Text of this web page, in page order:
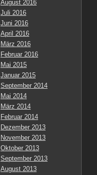
August 2016
Juli 2016
Juni 2016
April 2016
März 2016
Februar 2016
Mai 2015
Januar 2015
September 2014
Mai 2014
März 2014
Februar 2014
Dezember 2013
November 2013
Oktober 2013
September 2013
August 2013